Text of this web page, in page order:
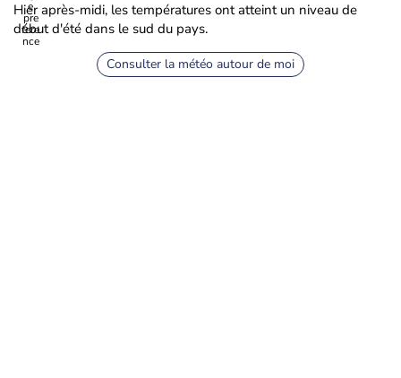
Hier après-midi, les températures ont atteint un niveau de
début d'été dans le sud du pays.
Consulter la météo autour de moi